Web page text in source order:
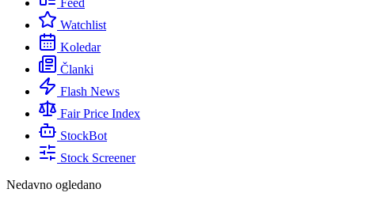
Feed
Watchlist
Koledar
Članki
Flash News
Fair Price Index
StockBot
Stock Screener
Nedavno ogledano